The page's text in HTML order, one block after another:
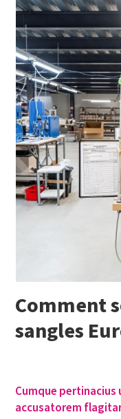
Comment
sangles
Cumque pertinacius
accusatorem